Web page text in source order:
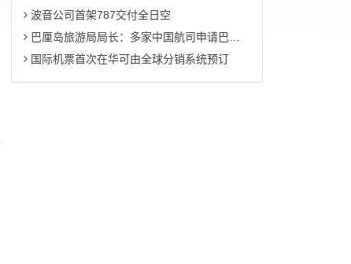
波音公司首架787交付全日空
巴厘岛旅游局局长：多家中国航司申请巴厘岛直航航班
国际机票首次在华可由全球分销系统预订